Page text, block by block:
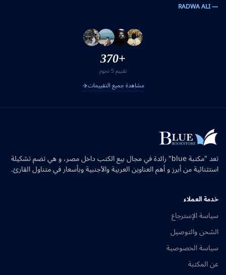
— RADWA ALI
+370
تقييم 5 نجوم
مشاهدة جميع التقييمات
تعد "مكتبة blue" رائدة في مجال بيع الكتب داخل مصر، و هي تضم تشكيلة
استثنائية من أبرز و أهم العناوين العربية والأجنبية وبأسعار في متناول القارئ.
خدمة العملاء
سياسة الإسترجاع
الشحن والتوصيل
سياسة الخصوصية
عن المكتبة